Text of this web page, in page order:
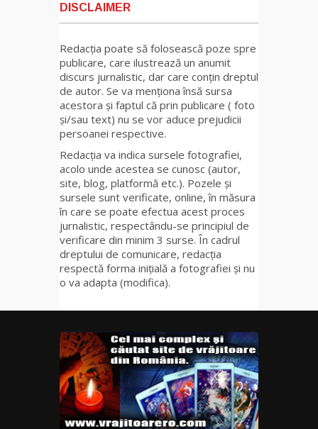
DISCLAIMER
Redacția poate să folosească poze spre
publicare, care ilustrează un anumit
discurs jurnalistic, dar care conțin dreptul
de autor. Se va menționa însă sursa
acestora și faptul că prin publicare ( foto
și/sau text) nu se vor aduce prejudicii
persoanei respective.
Redacția va indica sursele fotografiei,
acolo unde acestea se cunosc (autor,
site, blog, platformă etc.). Pozele și
sursele sunt verificate, online, în măsura
în care se poate efectua acest proces
jurnalistic, respectându-se principiul de
verificare din minim 3 surse. În cadrul
dreptului de comunicare, redacția
respectă forma inițială a fotografiei și nu
o va adapta (modifica).